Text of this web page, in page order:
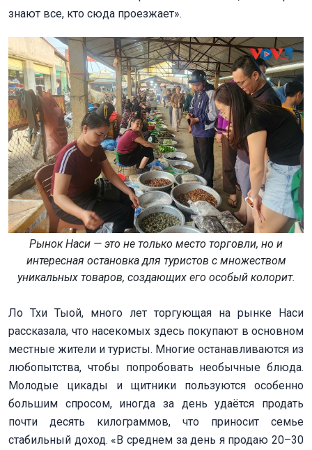
знают все, кто сюда проезжает».
Рынок Наси — это не только место торговли, но и
интересная остановка для туристов с множеством
уникальных товаров, создающих его особый колорит.
Ло Тхи Тыой, много лет торгующая на рынке Наси
рассказала, что насекомых здесь покупают в основном
местные жители и туристы. Многие останавливаются из
любопытства, чтобы попробовать необычные блюда.
Молодые цикады и щитники пользуются особенно
большим спросом, иногда за день удаётся продать
почти десять килограммов, что приносит семье
стабильный доход. «В среднем за день я продаю 20–30